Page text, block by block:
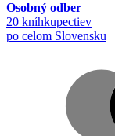
Osobný odber
20 kníhkupectiev
po celom Slovensku